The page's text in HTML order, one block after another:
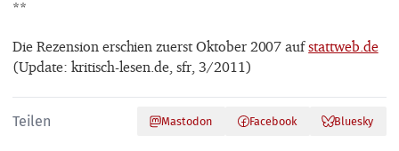
**
Die Rezension erschien zuerst Oktober 2007 aufstattweb.de
(Update: kritisch-lesen.de, sfr, 3/2011)
Teilen Mastodon Facebook Bluesky